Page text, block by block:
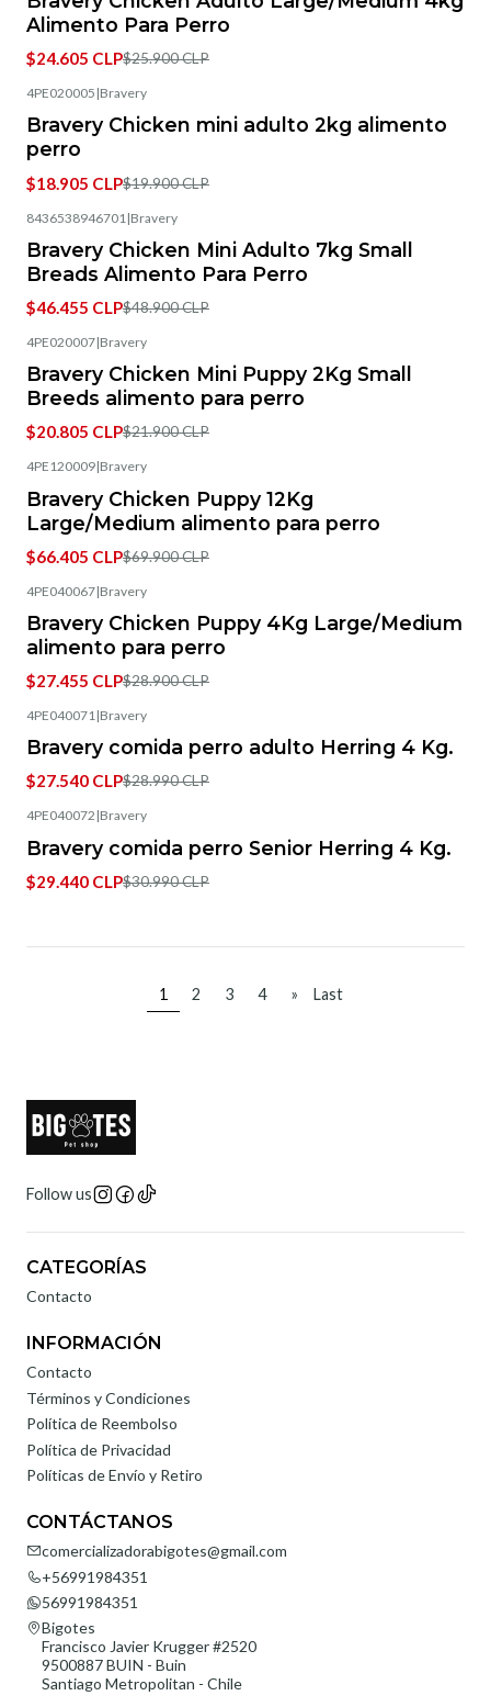
Alimento Para Perro
$24.605 CLP$25.900 CLP
4PE020005 |Bravery
Bravery Chicken mini adulto 2kg alimento
perro
$18.905 CLP$19.900 CLP
8436538946701 |Bravery
Bravery Chicken Mini Adulto 7kg Small
Breads Alimento Para Perro
$46.455 CLP$48.900 CLP
4PE020007|Bravery
Bravery Chicken Mini Puppy 2Kg Small
Breeds alimento para perro
$20.805 CLP$21.900 CLP
4PE120009|Bravery
Bravery Chicken Puppy 12Kg
Large/Medium alimento para perro
$66.405 CLP$69.900 CLP
4PE040067|Bravery
Bravery Chicken Puppy 4Kg Large/Medium
alimento para perro
$27.455 CLP$28.900 CLP
4PE040071|Bravery
Bravery comida perro adulto Herring 4 Kg.
$27.540 CLP$28.990 CLP
4PE040072 |Bravery
Bravery comida perro Senior Herring 4 Kg.
$29.440 CLP$30.990 CLP
1 2 3 4 » Last
Follow us
CATEGORÍAS
Contacto
INFORMACIÓN
Contacto
Términos y Condiciones
Política de Reembolso
Política de Privacidad
Políticas de Envío y Retiro
CONTÁCTANOS
comercializadorabigotes@gmail.com
+56991984351
56991984351
Bigotes
Francisco Javier Krugger #2520
9500887 BUIN - Buin
Santiago Metropolitan - Chile